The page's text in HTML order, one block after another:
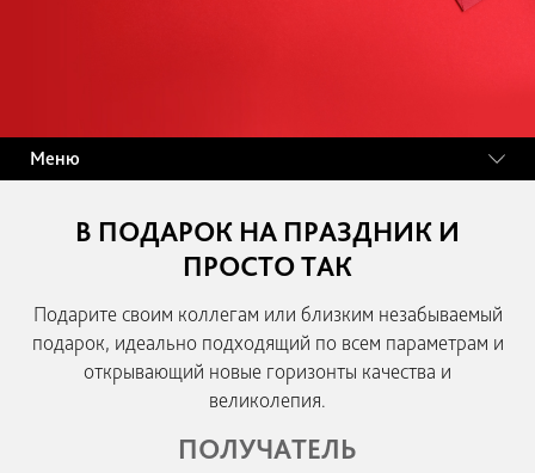
Меню
ПРОВЕРКА СЕРТИФИКАТА
ПРАВИЛА ПРОГРАММЫ
В ПОДАРОК НА ПРАЗДНИК И
ПРОСТО ТАК
Подарите своим коллегам или близким незабываемый
подарок, идеально подходящий по всем параметрам и
открывающий новые горизонты качества и
великолепия.
ПОЛУЧАТЕЛЬ